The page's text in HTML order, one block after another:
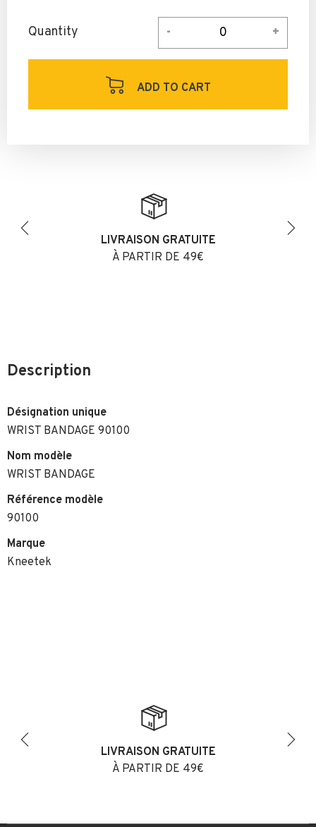
Quantity
ADD TO CART
LIVRAISON GRATUITE
À PARTIR DE 49€
Description
Désignation unique
WRIST BANDAGE 90100
Nom modèle
WRIST BANDAGE
Référence modèle
90100
Marque
Kneetek
LIVRAISON GRATUITE
À PARTIR DE 49€